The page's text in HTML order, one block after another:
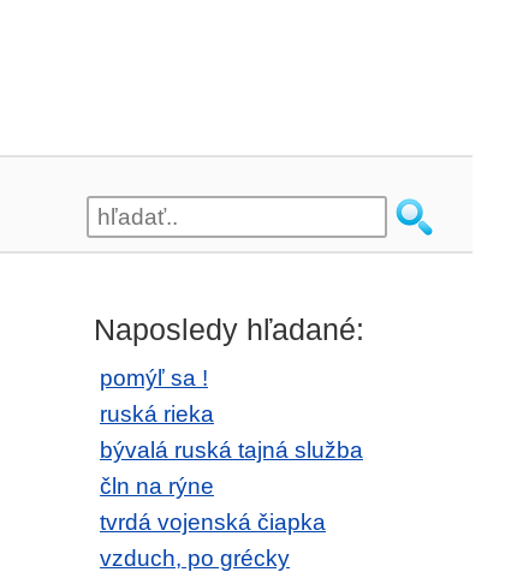
Naposledy hľadané:
pomýľ sa !
ruská rieka
bývalá ruská tajná služba
čln na rýne
tvrdá vojenská čiapka
vzduch, po grécky